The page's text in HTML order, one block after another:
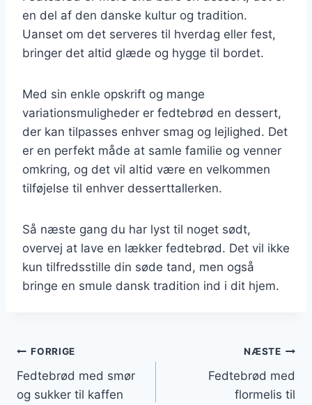
en del af den danske kultur og tradition.
Uanset om det serveres til hverdag eller fest,
bringer det altid glæde og hygge til bordet.
Med sin enkle opskrift og mange
variationsmuligheder er fedtebrød en dessert,
der kan tilpasses enhver smag og lejlighed. Det
er en perfekt måde at samle familie og venner
omkring, og det vil altid være en velkommen
tilføjelse til enhver desserttallerken.
Så næste gang du har lyst til noget sødt,
overvej at lave en lækker fedtebrød. Det vil ikke
kun tilfredsstille din søde tand, men også
bringe en smule dansk tradition ind i dit hjem.
Indlægsnavigation
FORRIGE
Fedtebrød med smør
og sukker til kaffen
NÆSTE
Fedtebrød med
flormelis til